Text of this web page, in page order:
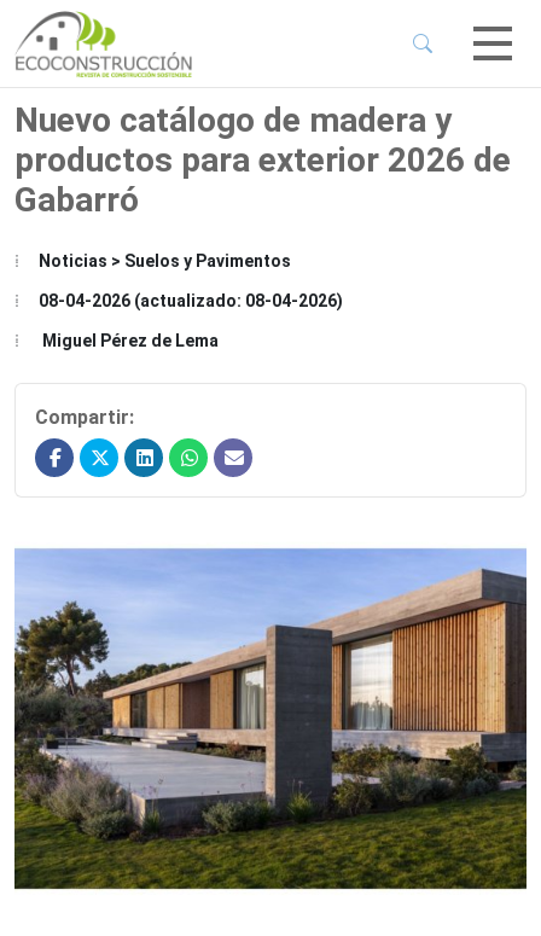
Menu
Menu
Nuevo catálogo de madera y
productos para exterior 2026 de
Gabarró
Noticias > Suelos y Pavimentos
08-04-2026 (actualizado: 08-04-2026)
Miguel Pérez de Lema
Compartir: